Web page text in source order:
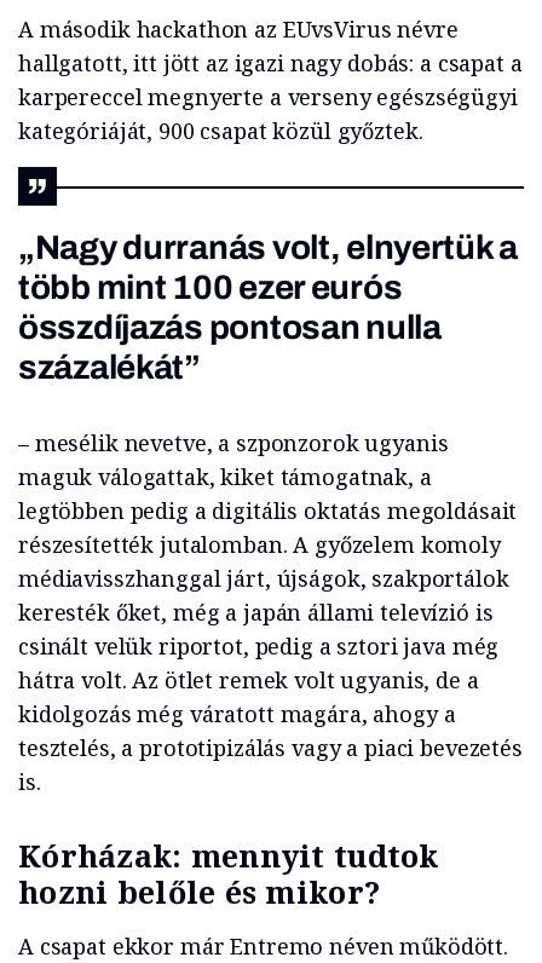
A második hackathon az EUvsVirus névre
hallgatott, itt jött az igazi nagy dobás: a csapat a
karpereccel megnyerte a verseny egészségügyi
kategóriáját, 900 csapat közül győztek.
„Nagy durranás volt, elnyertük a
több mint 100 ezer eurós
összdíjazás pontosan nulla
százalékát”
– mesélik nevetve, a szponzorok ugyanis
maguk válogattak, kiket támogatnak, a
legtöbben pedig a digitális oktatás megoldásait
részesítették jutalomban. A győzelem komoly
médiavisszhanggal járt, újságok, szakportálok
keresték őket, még a japán állami televízió is
csinált velük riportot, pedig a sztori java még
hátra volt. Az ötlet remek volt ugyanis, de a
kidolgozás még váratott magára, ahogy a
tesztelés, a prototipizálás vagy a piaci bevezetés
is.
Kórházak: mennyit tudtok
hozni belőle és mikor?
A csapat ekkor már Entremo néven működött.